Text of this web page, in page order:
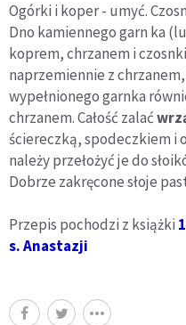
Ogórki i koper - umyć.
Dno kamiennego garn ka
koprem, chrzanem i
naprzemiennie z
wypełnionego garnka
chrzanem. Całość zalać
ściereczką, spodeczkiem i
należy przełożyć je do
Dobrze zakręcone słoje
Przepis pochodzi z książki
s. Anastazji